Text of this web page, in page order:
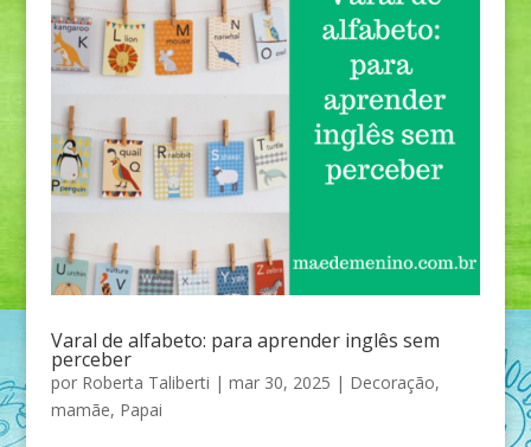
Varal de alfabeto: para aprender inglês sem
perceber
por Roberta Taliberti | mar 30, 2025 | Decoração,
mamãe, Papai